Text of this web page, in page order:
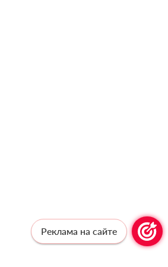
Реклама на сайте